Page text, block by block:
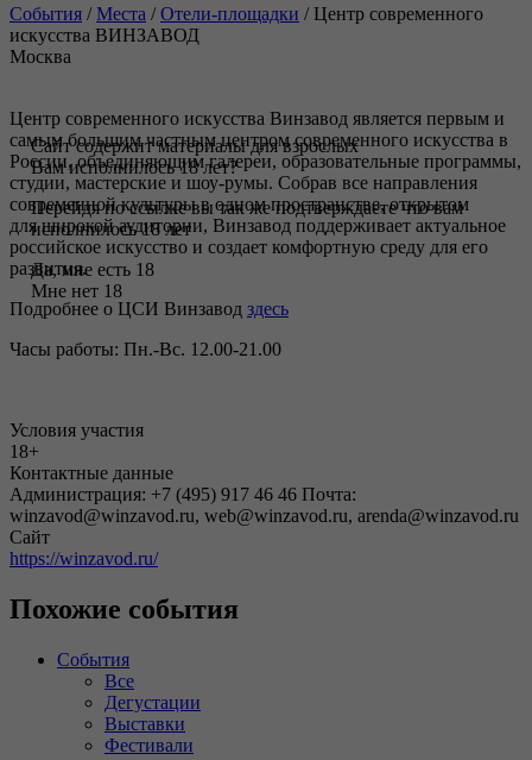
События /Места /Отели-площадки /Центр современного
искусства ВИНЗАВОД
Москва
Центр современного искусства Винзавод является первым и
самым большим частным центром современного искусства в
России, объединяющим галереи, образовательные программы,
студии, мастерские и шоу-румы. Собрав все направления
современной культуры в одном пространстве, открытом
для широкой аудитории, Винзавод поддерживает актуальное
российское искусство и создает комфортную среду для его
развития.
Подробнее о ЦСИ Винзавод здесь
Часы работы: Пн.-Вс. 12.00-21.00
Условия участия
18+
Контактные данные
Администрация: +7 (495) 917 46 46 Почта:
winzavod@winzavod.ru, web@winzavod.ru, arenda@winzavod.ru
Сайт
https://winzavod.ru/
Похожие события
События
Все
Дегустации
Выставки
Фестивали
Сайт содержит материалы для взрослых
Вам исполнилось 18 лет?
Перейдя по ссылке вы так же подтверждаете что вам
исполнилось 18 лет
Да, мне есть 18
Мне нет 18